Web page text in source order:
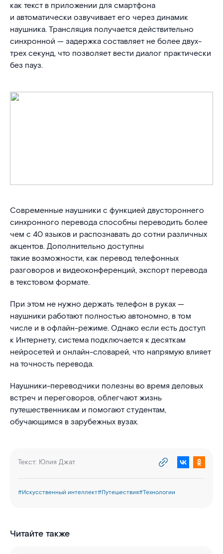
как текст в приложении для смартфона
и автоматически озвучивает его через динамик
наушника. Трансляция получается действительно
синхронной — задержка составляет не более двух-
трех секунд, что позволяет вести диалог практически
без пауз.
Современные наушники с функцией двустороннего
синхронного перевода способны переводить более
чем с 40 языков и распознавать до сотни различных
акцентов. Дополнительно доступны
такие возможности, как перевод телефонных
разговоров и видеоконференций, экспорт перевода
в текстовом формате.
При этом не нужно держать телефон в руках —
наушники работают полностью автономно, в том
числе и в офлайн-режиме. Однако если есть доступ
к Интернету, система подключается к десяткам
нейросетей и онлайн-словарей, что напрямую влияет
на точность перевода.
Наушники-переводчики полезны во время деловых
встреч и переговоров, облегчают жизнь
путешественникам и помогают студентам,
обучающимся в зарубежных вузах.
Текст: Юлия Джат
#Искусственный интеллект#Путешествия#Технологии
Читайте также